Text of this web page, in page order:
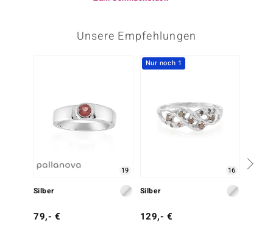
Unsere Empfehlungen
19
Silber
79,- €
Nur noch 1
16
Silber
129,- €